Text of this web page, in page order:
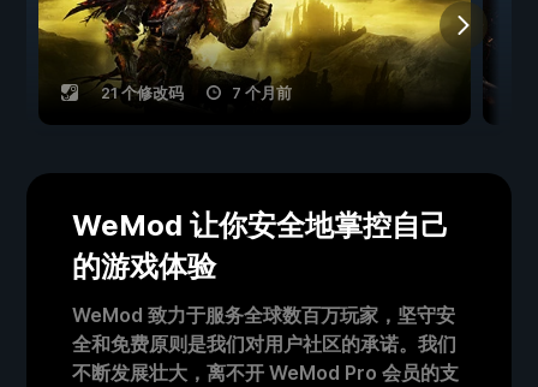
21 个修改码 7 个月前
WeMod 让你安全地掌控自己
的游戏体验
WeMod 致力于服务全球数百万玩家，坚守安
全和免费原则是我们对用户社区的承诺。我们
不断发展壮大，离不开 WeMod Pro 会员的支